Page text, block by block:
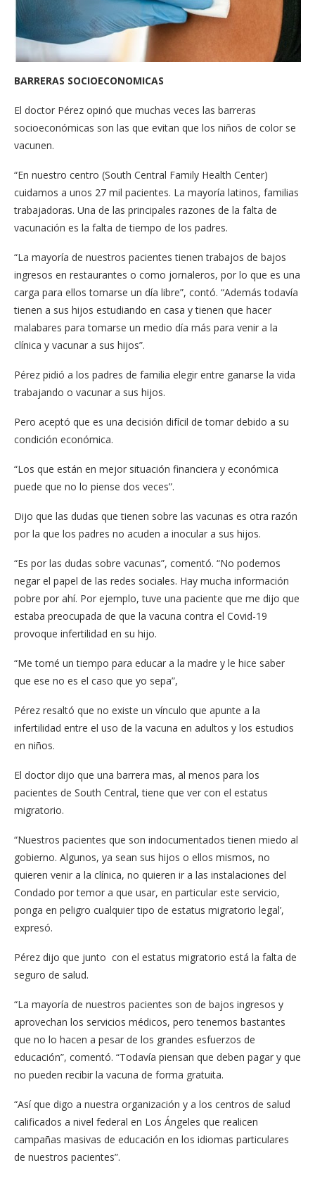
BARRERAS SOCIOECONOMICAS
El doctor Pérez opinó que muchas veces las barreras
socioeconómicas son las que evitan que los niños de color se
vacunen.
“En nuestro centro (South Central Family Health Center)
cuidamos a unos 27 mil pacientes. La mayoría latinos, familias
trabajadoras. Una de las principales razones de la falta de
vacunación es la falta de tiempo de los padres.
“La mayoría de nuestros pacientes tienen trabajos de bajos
ingresos en restaurantes o como jornaleros, por lo que es una
carga para ellos tomarse un día libre”, contó. “Además todavía
tienen a sus hijos estudiando en casa y tienen que hacer
malabares para tomarse un medio día más para venir a la
clínica y vacunar a sus hijos”.
Pérez pidió a los padres de familia elegir entre ganarse la vida
trabajando o vacunar a sus hijos.
Pero aceptó que es una decisión difícil de tomar debido a su
condición económica.
“Los que están en mejor situación financiera y económica
puede que no lo piense dos veces”.
Dijo que las dudas que tienen sobre las vacunas es otra razón
por la que los padres no acuden a inocular a sus hijos.
“Es por las dudas sobre vacunas”, comentó. “No podemos
negar el papel de las redes sociales. Hay mucha información
pobre por ahí. Por ejemplo, tuve una paciente que me dijo que
estaba preocupada de que la vacuna contra el Covid-19 ​
provoque​ infertilidad en su hijo.
“Me tomé un tiempo para educar a la madre y le hice saber
que ese no es el caso que yo sepa”,
Pérez resaltó que no existe un vínculo que apunte a la
infertilidad entre el uso de la vacuna en adultos y los estudios
en niños.
El doctor dijo que una barrera mas, al menos para los
pacientes de South Central, tiene que ver con el estatus
migratorio.
“Nuestros pacientes que son indocumentados tienen miedo al
gobierno. Algunos, ya sean sus hijos o ellos mismos, no
quieren venir a la clínica, no quieren ir a las instalaciones del
Condado por temor a que usar, en particular este servicio,
ponga en peligro cualquier tipo de estatus migratorio legal’,
expresó.
Pérez dijo que junto con el estatus migratorio está la falta de
seguro de salud.
“La mayoría de nuestros pacientes son de bajos ingresos y
aprovechan los servicios médicos, pero tenemos bastantes
que no lo hacen a pesar de los grandes esfuerzos de
educación”, comentó. “Todavía piensan que deben pagar y que
no pueden recibir la vacuna de forma gratuita.
“Así que digo a nuestra organización y a los centros de salud
calificados a nivel federal en Los Ángeles que realicen
campañas masivas de educación en los idiomas particulares
de nuestros pacientes”.